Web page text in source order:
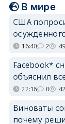
В мире
США
16:40 2
Facebook*
объяснил
22:16 0
Виноваты
почему